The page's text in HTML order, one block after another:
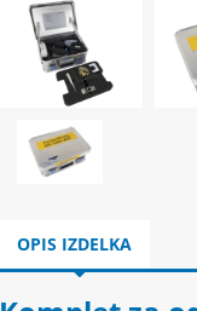
OPIS IZDELKA